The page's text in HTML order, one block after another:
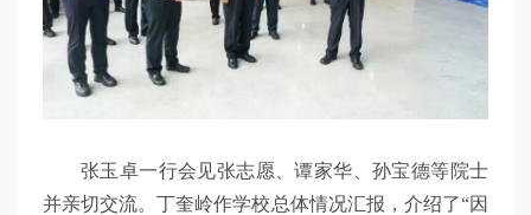
张玉卓一行会见张志愿、谭家华、孙宝德等院士
并亲切交流。丁奎岭作学校总体情况汇报，介绍了“因